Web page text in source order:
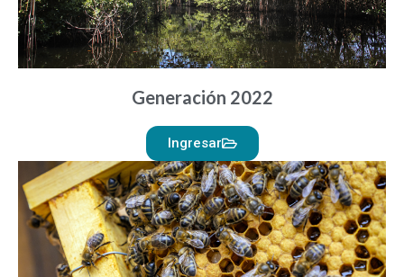
Generación 2022
Ingresar